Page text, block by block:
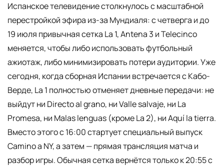
Испанское телевидение столкнулось с масштабной
перестройкой эфира из-за Мундиаля: с четверга и до
19 июля привычная сетка La 1, Antena 3 и Telecinco
меняется, чтобы либо использовать футбольный
ажиотаж, либо минимизировать потери аудитории. Уже
сегодня, когда сборная Испании встречается с Кабо-
Верде, La 1 полностью отменяет дневные передачи: не
выйдут ни Directo al grano, ни Valle salvaje, ни La
Promesa, ни Malas lenguas (кроме La 2), ни Aquí la tierra.
Вместо этого с 16:00 стартует специальный выпуск
Camino a NY, а затем — прямая трансляция матча и
разбор игры. Обычная сетка вернётся только к 20:55 с